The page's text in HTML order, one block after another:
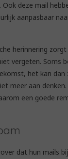
Ook deze mail
aanpasbaar
herinnering
vergeten. Soms
het kan
meer aan
een goede
dat hun mails